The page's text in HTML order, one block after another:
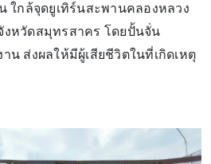
ใกล้จุดยูเทิร์นสะพานคลองหลวง
งหวัดสมุทรสาคร โดยปั้นจั่น
น ส่งผลให้มีผู้เสียชีวิตในที่เกิดเหตุ